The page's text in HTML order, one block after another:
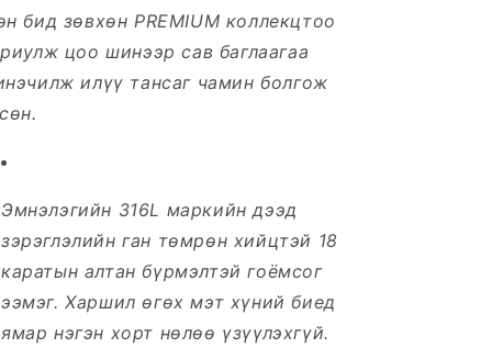
бид зөвхөн PREMIUM коллекцтоо
цоо шинээр сав баглаагаа
илүү тансаг чамин болгож
Эмнэлэгийн 316L маркийн дээд
зэрэглэлийн ган төмрөн хийцтэй 18
каратын алтан бүрмэлтэй гоёмсог
ээмэг. Харшил өгөх мэт хүний биед
ямар нэгэн хорт нөлөө үзүүлэхгүй.